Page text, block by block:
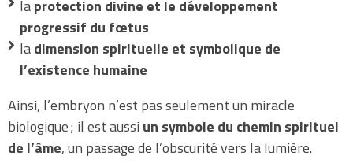
laprotection divine et le développement
progressif du fœtus
ladimension spirituelle et symbolique de
l’existence humaine
Ainsi, l’embryon n’est pas seulement un miracle
biologique ; il est aussi un symbole du chemin spirituel
de l’âme, un passage de l’obscurité vers la lumière.